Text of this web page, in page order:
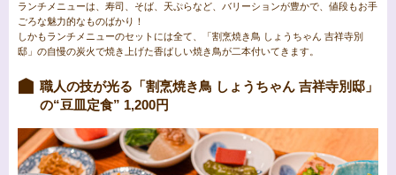
ランチメニューは、寿司、そば、天ぷらなど、バリーションが豊かで、値段もお手
ごろな魅力的なものばかり！
しかもランチメニューのセットには全て、「割烹焼き鳥 しょうちゃん 吉祥寺別
邸」の自慢の炭火で焼き上げた香ばしい焼き鳥が二本付いてきます。
職人の技が光る「割烹焼き鳥 しょうちゃん 吉祥寺別邸」
の“豆皿定食” 1,200円